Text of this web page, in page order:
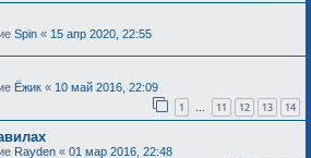
Spin « 15 апр 2020, 22:55
Ёжик « 10 май 2016, 22:09
1 … 11 12 13 14
Rayden « 01 мар 2016, 22:48